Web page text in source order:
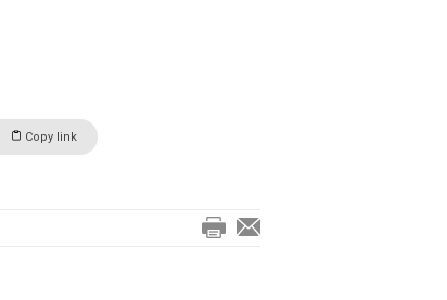
Copy link